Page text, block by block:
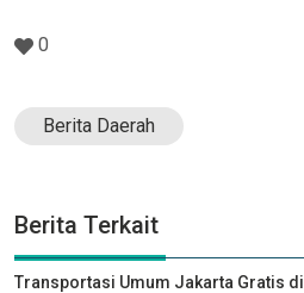
0
Berita Daerah
Berita Terkait
Transportasi Umum Jakarta Gratis di